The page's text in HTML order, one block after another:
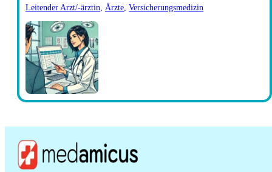
Leitender Arzt/-ärztin, Ärzte, Versicherungsmedizin